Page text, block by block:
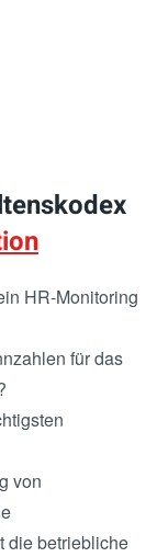
HR-Monitoring
für das
von
die betriebliche